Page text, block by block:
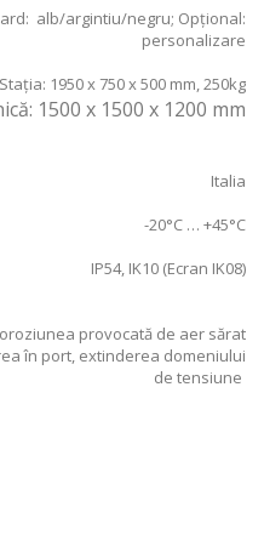
alb/argintiu/negru; Opțional:
personalizare
Stația: 1950 x 750 x 500 mm, 250kg
1500 x 1500 x 1200 mm
Italia
-20°C … +45°C
IP54, IK10 (Ecran IK08)
provocată de aer sărat
în port, extinderea domeniului
de tensiune